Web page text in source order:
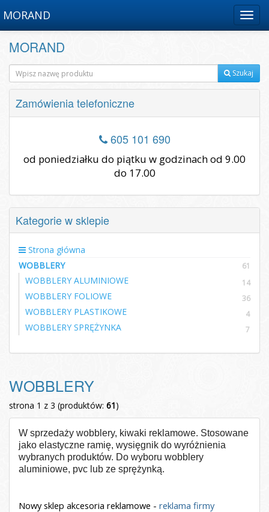
Menu
MORAND
MORAND
Szukaj
Zamówienia telefoniczne
605 101 690
od poniedziałku do piątku w godzinach od 9.00
do 17.00
Kategorie w sklepie
Strona główna
WOBBLERY
61
WOBBLERY ALUMINIOWE 14
WOBBLERY FOLIOWE 36
WOBBLERY PLASTIKOWE 4
WOBBLERY SPRĘŻYNKA 7
WOBBLERY
strona 1 z 3 (produktów: 61)
W sprzedaży wobblery, kiwaki reklamowe. Stosowane
jako elastyczne ramię, wysięgnik do wyróżnienia
wybranych produktów. Do wyboru wobblery
aluminiowe, pvc lub ze sprężynką.
Nowy sklep akcesoria reklamowe - reklama firmy